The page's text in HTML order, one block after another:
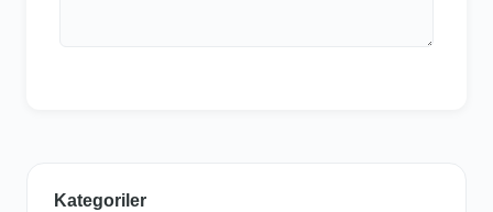
Kategoriler